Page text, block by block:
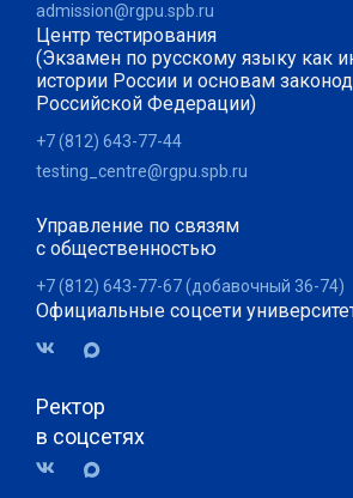
admission@rgpu.spb.ru
Центр тестирования
(Экзамен по русскому языку как
истории России и основам
Российской Федерации)
+7 (812) 643-77-44
testing_centre@rgpu.spb.ru
Управление по связям
с общественностью
+7 (812) 643-77-67 (добавочный 36-74)
Официальные соцсети
Ректор
в соцсетях